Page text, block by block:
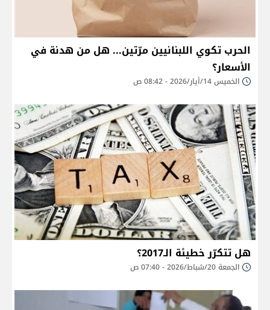
الحرب تكوي اللبنانيين مرّتين... هل من هدنة في
الأسعار؟
الخميس 14/أيار/2026 - 08:42 ص
هل تتكرّر خطيئة الـ2017؟
الجمعة 20/شباط/2026 - 07:40 ص